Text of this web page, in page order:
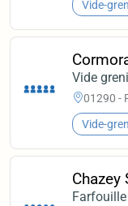
Vide-
Vide
01290 -
Vide-
Chazey
Farfouille